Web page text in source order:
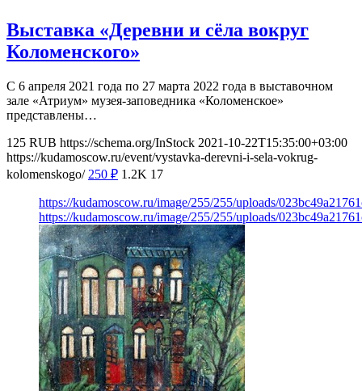
Выставка «Деревни и сёла вокруг
Коломенского»
С 6 апреля 2021 года по 27 марта 2022 года в выставочном
зале «Атриум» музея-заповедника «Коломенское»
представлены…
125 RUB https://schema.org/InStock 2021-10-22T15:35:00+03:00
https://kudamoscow.ru/event/vystavka-derevni-i-sela-vokrug-
kolomenskogo/ 250 ₽ 1.2K 17
https://kudamoscow.ru/image/255/255/uploads/
https://kudamoscow.ru/image/255/255/uploads/